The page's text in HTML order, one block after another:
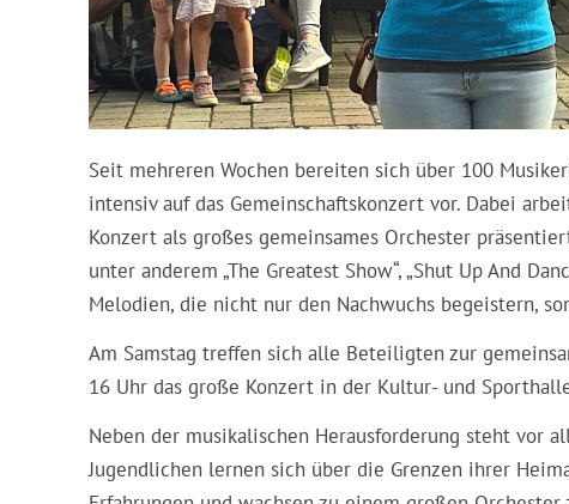
Seit mehreren Wochen bereiten sich über 100
intensiv auf das Gemeinschaftskonzert vor. Dabei
Konzert als großes gemeinsames Orchester
unter anderem „The Greatest Show“, „Shut Up And
Melodien, die nicht nur den Nachwuchs begeistern,
Am Samstag treffen sich alle Beteiligten zur
16 Uhr das große Konzert in der Kultur- und
Neben der musikalischen Herausforderung steht vor
Jugendlichen lernen sich über die Grenzen ihrer